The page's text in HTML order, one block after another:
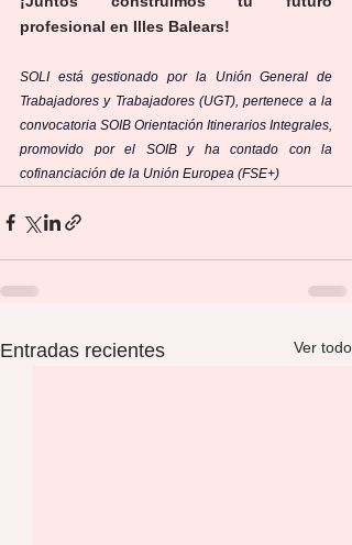
profesional en Illes Balears!
SOLI está gestionado por la Unión General de
Trabajadores y Trabajadores (UGT), pertenece a la
convocatoria SOIB Orientación Itinerarios Integrales,
promovido por el SOIB y ha contado con la
cofinanciación de la Unión Europea (FSE+)
Entradas recientes Ver todo